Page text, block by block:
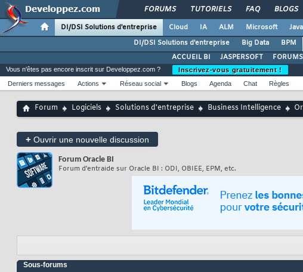
FORUMS TUTORIELS FAQ BLOGS
DI/DSI Solutions d'entreprise Cloud IA ALM Microsoft Java
DI/DSI Solutions d'entreprise
Big Data BPM
ACCUEIL BI
JASPERSOFT
Vous n'êtes pas encore inscrit sur Developpez.com ?
Inscrivez-vous gratuitement !
Derniers messages
Actions Réseau social Blogs Agenda Chat Règles
Forum Logiciels Solutions d'entreprise Business Intelligence
+ Ouvrir une nouvelle discussion
Forum Oracle BI
Forum d'entraide sur Oracle BI : ODI, OBIEE, EPM, etc.
Sous-forums